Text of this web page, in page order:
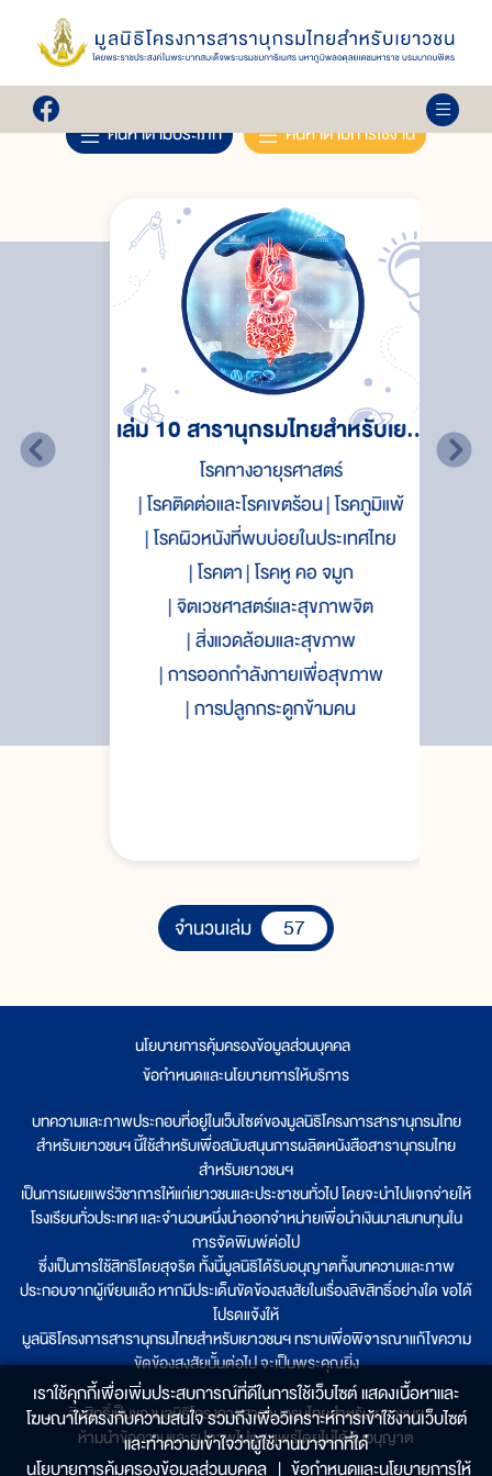
ค้นหา...
ค้นหาตามประเภท ค้นหาตามการใช้งาน
เล่ม 10 สารานุกรมไทยสำหรับเยาว
ชนฯ
โรคทางอายุรศาสตร์
โรคติดต่อและโรคเขตร้อน โรคภูมิแพ้
โรคผิวหนังที่พบบ่อยในประเทศไทย
โรคตา โรคหู คอ จมูก
จิตเวชศาสตร์และสุขภาพจิต
สิ่งแวดล้อมและสุขภาพ
การออกกำลังกายเพื่อสุขภาพ
การปลูกกระดูกข้ามคน
จำนวนเล่ม 57
นโยบายการคุ้มครองข้อมูลส่วนบุคคล
ข้อกำหนดและนโยบายการให้บริการ
บทความและภาพประกอบที่อยู่ในเว็บไซต์ของมูลนิธิโครงการสารานุกรมไทย
สำหรับเยาวชนฯ นี้ใช้สำหรับเพื่อสนับสนุนการผลิตหนังสือสารานุกรมไทย
สำหรับเยาวชนฯ
เป็นการเผยแพร่วิชาการให้แก่เยาวชนและประชาชนทั่วไป โดยจะนำไปแจกจ่ายให้
โรงเรียนทั่วประเทศ และจำนวนหนึ่งนำออกจำหน่ายเพื่อนำเงินมาสมทบทุนใน
การจัดพิมพ์ต่อไป
ซึ่งเป็นการใช้สิทธิโดยสุจริต ทั้งนี้มูลนิธิได้รับอนุญาตทั้งบทความและภาพ
ประกอบจากผู้เขียนแล้ว หากมีประเด็นขัดข้องสงสัยในเรื่องลิขสิทธิ์อย่างใด ขอได้
โปรดแจ้งให้
มูลนิธิโครงการสารานุกรมไทยสำหรับเยาวชนฯ ทราบเพื่อพิจารณาแก้ไขความ
ขัดข้องสงสัยนั้นต่อไป จะเป็นพระคุณยิ่ง
ลิขสิทธิ์เป็นของมูลนิธิโครงการสารานุกรมไทยสำหรับเยาวชนฯ
ห้ามนำข้อความและรูปภาพไปเผยแพร่โดยไม่ได้รับอนุญาต
เราใช้คุกกี้เพื่อเพิ่มประสบการณ์ที่ดีในการใช้เว็บไซต์ แสดงเนื้อหาและ
โฆษณาให้ตรงกับความสนใจ รวมถึงเพื่อวิเคราะห์การเข้าใช้งานเว็บไซต์
และทำความเข้าใจว่าผู้ใช้งานมาจากที่ใด๋
นโยบายการคุ้มครองข้อมูลส่วนบุคคล | ข้อกำหนดและนโยบายการให้